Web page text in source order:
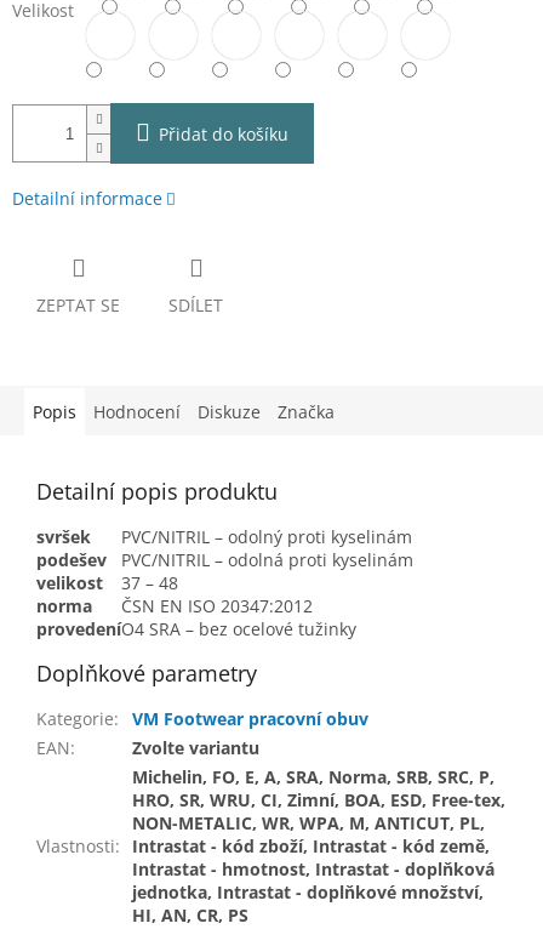
Velikost
Přidat do košíku
Detailní informace
ZEPTAT SE SDÍLET
Popis Hodnocení Diskuze Značka
Detailní popis produktu
svršek
PVC/NITRIL – odolný proti kyselinám
podešev
PVC/NITRIL – odolná proti kyselinám
velikost
37 – 48
norma
ČSN EN ISO 20347:2012
provedeníO4 SRA – bez ocelové tužinky
Doplňkové parametry
Kategorie:
VM Footwear pracovní obuv
EAN: Zvolte variantu
Vlastnosti:
Michelin, FO, E, A, SRA, Norma, SRB, SRC, P,
HRO, SR, WRU, CI, Zimní, BOA, ESD, Free-tex,
NON-METALIC, WR, WPA, M, ANTICUT, PL,
Intrastat - kód zboží, Intrastat - kód země,
Intrastat - hmotnost, Intrastat - doplňková
jednotka, Intrastat - doplňkové množství,
HI, AN, CR, PS